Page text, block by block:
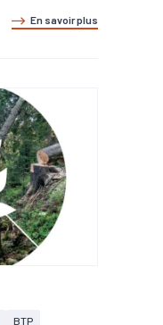
En savoir plus
BTP